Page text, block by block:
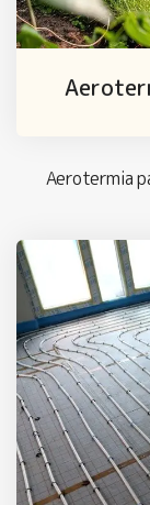
Aerotermia